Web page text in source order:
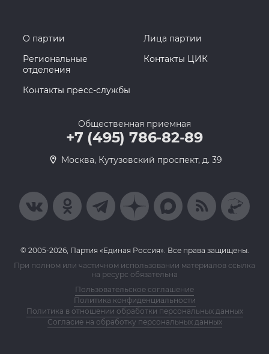
О партии
Лица партии
Региональные
отделения
Контакты ЦИК
Контакты пресс-службы
Общественная приемная
+7 (495) 786-82-89
Москва, Кутузовский проспект, д. 39
© 2005-2026, Партия «Единая Россия». Все права защищены.
При полном или частичном использовании материалов ссылка
на ресурс обязательна
Пользовательское соглашение
Политика конфиденциальности
Политика в отношении обработки персональных данных
Согласие на обработку персональных данных